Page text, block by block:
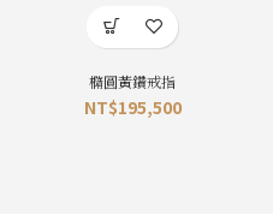
橢圓黃鑽戒指
NT$195,500